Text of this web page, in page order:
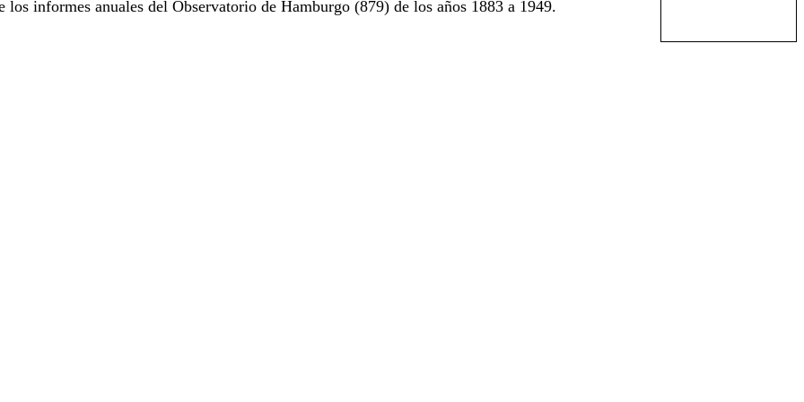
los informes anuales del Observatorio de Hamburgo (879) de los años 1883 a 1949.